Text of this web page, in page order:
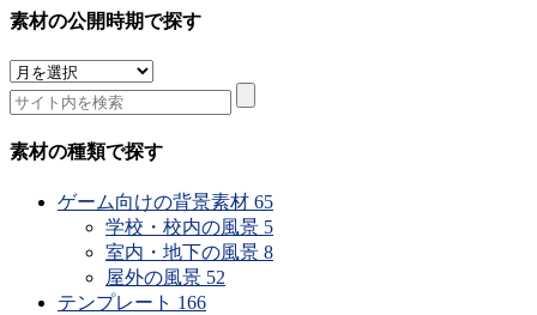
素材の公開時期で探す
素
材
の
公
素材の種類で探す
ゲーム向けの背景素材 65
学校・校内の風景 5
室内・地下の風景 8
屋外の風景 52
テンプレート 166